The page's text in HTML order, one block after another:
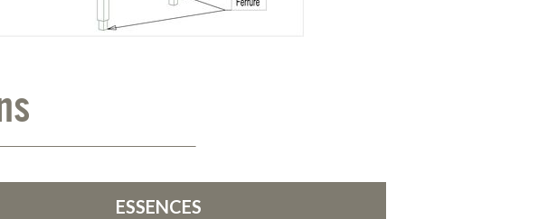
ESSENCES